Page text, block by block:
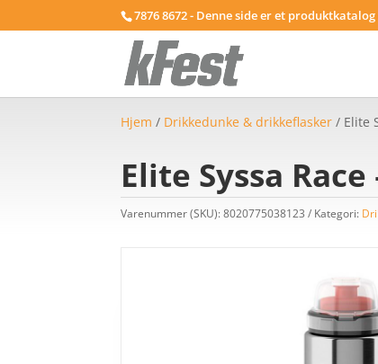
7876 8672 - Denne side er et
Hjem / Drikkedunke & drikkeflasker / Elite
Elite Syssa
Varenummer (SKU):8020775038123 Kategori: